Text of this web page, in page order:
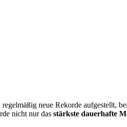
neue Rekorde aufgestellt,
nicht nur das stärkste dauerhafte